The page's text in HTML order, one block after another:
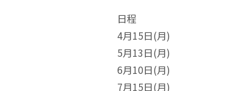
日程
4月15日(月)
5月13日(月)
6月10日(月)
7月15日(月)